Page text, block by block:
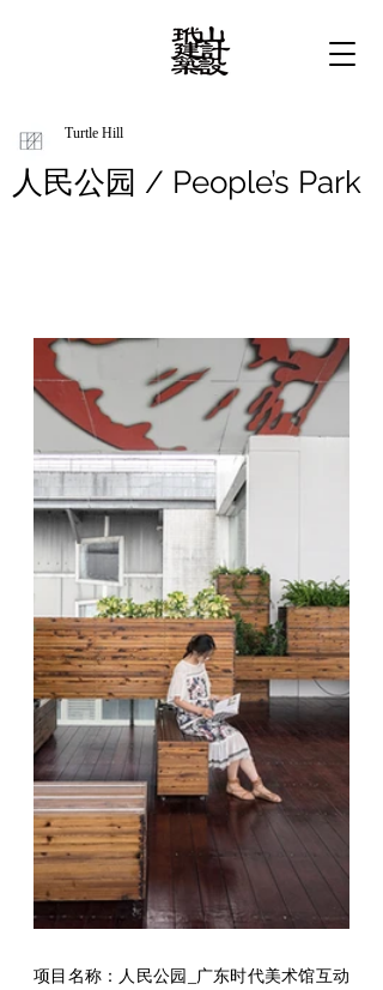
人民公园 / People’s Park
Turtle Hill
项目名称：人民公园_广东时代美术馆互动